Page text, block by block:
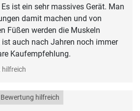
ist ein sehr massives Gerät. Man
damit machen und von
Füßen werden die Muskeln
ist auch nach Jahren noch immer
Kaufempfehlung.
hilfreich
hilfreich